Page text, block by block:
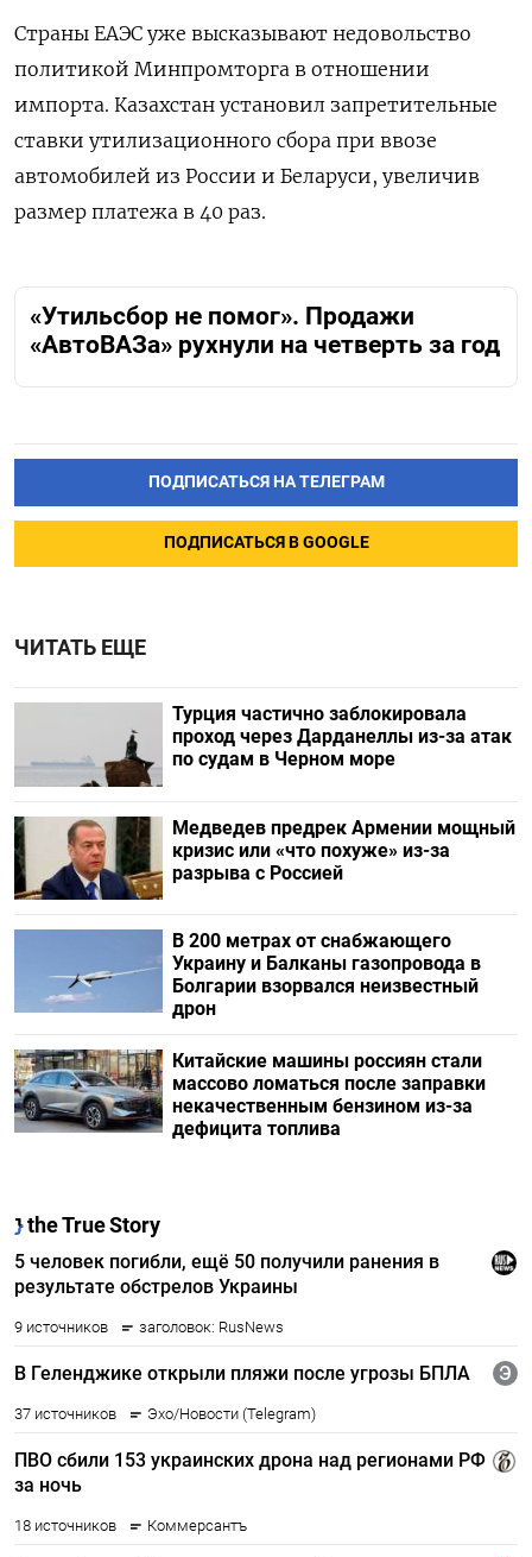
Страны ЕАЭС уже высказывают недовольство
политикой Минпромторга в отношении
импорта. Казахстан установил запретительные
ставки утилизационного сбора при ввозе
автомобилей из России и Беларуcи, увеличив
размер платежа в 40 раз.
«Утильсбор не помог». Продажи
«АвтоВАЗа» рухнули на четверть за год
ПОДПИСАТЬСЯ НА ТЕЛЕГРАМ
ПОДПИСАТЬСЯ В GOOGLE
ЧИТАТЬ ЕЩЕ
Турция частично заблокировала
проход через Дарданеллы из-за атак
по судам в Черном море
Медведев предрек Армении мощный
кризис или «что похуже» из-за
разрыва с Россией
В 200 метрах от снабжающего
Украину и Балканы газопровода в
Болгарии взорвался неизвестный
дрон
Китайские машины россиян стали
массово ломаться после заправки
некачественным бензином из-за
дефицита топлива